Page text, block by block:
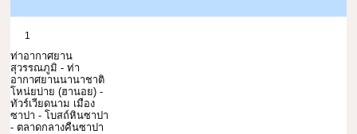
1
ท่าอากาศยาน
สุวรรณภูมิ - ท่า
อากาศยานนานาชาติ
โหน่ยบ่าย (ฮานอย) -
ทัวร์เวียดนาม เมือง
ซาปา - โบสถ์หินซาปา
- ตลาดกลางคืนซาปา